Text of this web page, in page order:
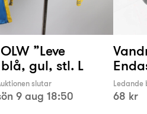
”Leve
gul, stl. L
slutar
9 aug 18:50
Ledande
68 kr